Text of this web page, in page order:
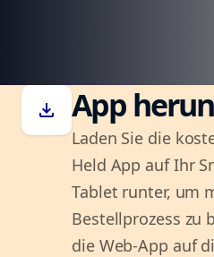
download App
Laden Sie die
Held App auf Ihr
Tablet runter, um
Bestellprozess zu
die Web-App auf